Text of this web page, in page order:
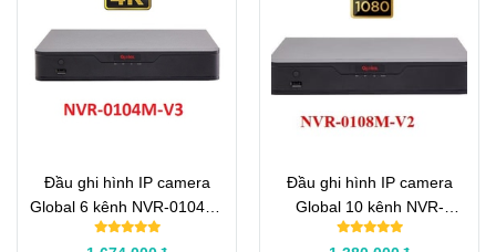
Đầu ghi hình IP camera
Global 6 kênh NVR-0104M-
V3
Đầu ghi hình IP camera
Global 10 kênh NVR-
0108M-V2